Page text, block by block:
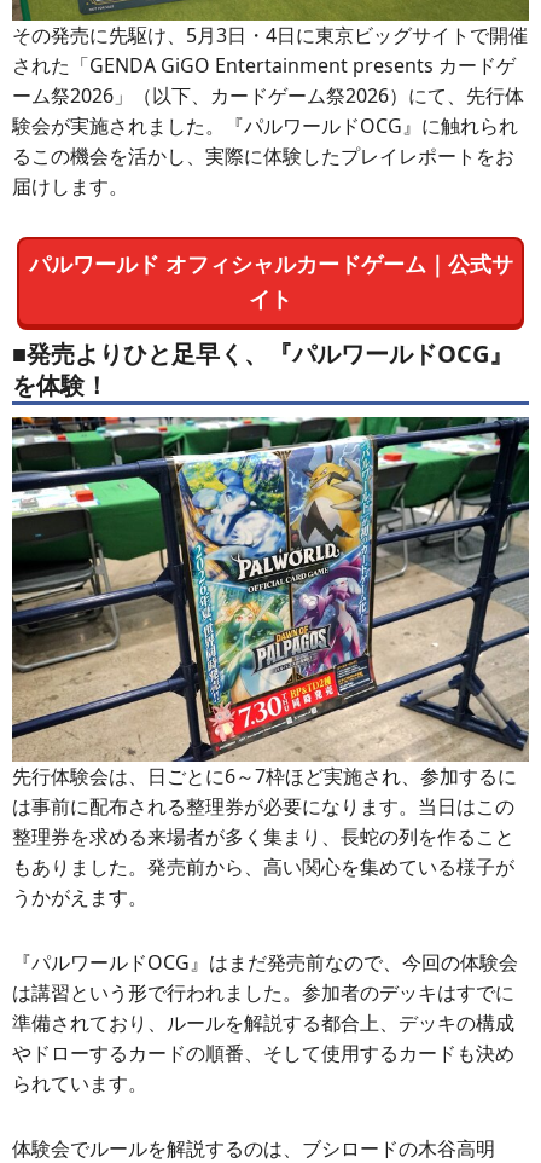
その発売に先駆け、5月3日・4日に東京ビッグサイトで開催
された「GENDA GiGO Entertainment presents カードゲ
ーム祭2026」（以下、カードゲーム祭2026）にて、先行体
験会が実施されました。『パルワールドOCG』に触れられ
るこの機会を活かし、実際に体験したプレイレポートをお
届けします。
パルワールド オフィシャルカードゲーム｜公式サ
イト
■発売よりひと足早く、『パルワールドOCG』
を体験！
先行体験会は、日ごとに6～7枠ほど実施され、参加するに
は事前に配布される整理券が必要になります。当日はこの
整理券を求める来場者が多く集まり、長蛇の列を作ること
もありました。発売前から、高い関心を集めている様子が
うかがえます。
『パルワールドOCG』はまだ発売前なので、今回の体験会
は講習という形で行われました。参加者のデッキはすでに
準備されており、ルールを解説する都合上、デッキの構成
やドローするカードの順番、そして使用するカードも決め
られています。
体験会でルールを解説するのは、ブシロードの木谷高明